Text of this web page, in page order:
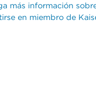
más información
en miembro de